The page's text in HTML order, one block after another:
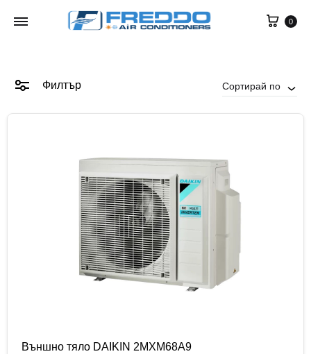
0
Филтър Сортирай по
Външно тяло DAIKIN 2MXM68A9